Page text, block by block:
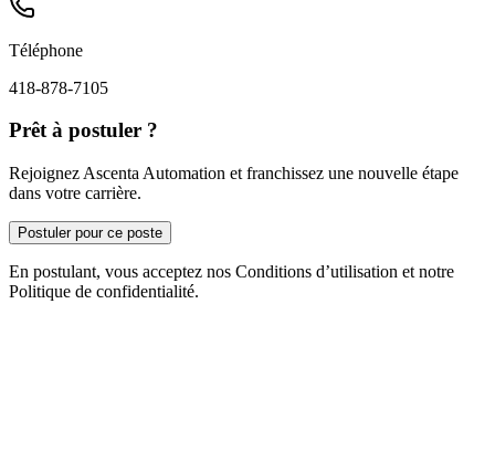
Téléphone
418-878-7105
Prêt à postuler ?
Rejoignez Ascenta Automation et franchissez une nouvelle étape
dans votre carrière.
Postuler pour ce poste
En postulant, vous acceptez nos Conditions d’utilisation et notre
Politique de confidentialité.